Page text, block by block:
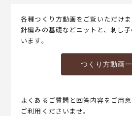
各種つくり方動画をご覧いただけ
針編みの基礎などニットと、刺し
います。
つくり方動画
よくあるご質問と回答内容をご用
ご利用くださいませ。